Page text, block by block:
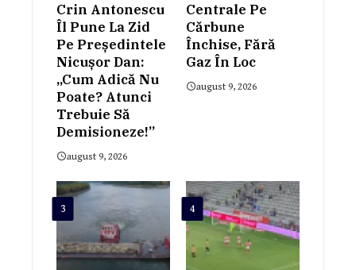
Crin Antonescu
Îl Pune La Zid
Pe Președintele
Nicușor Dan:
„Cum Adică Nu
Poate? Atunci
Trebuie Să
Demisioneze!”
august 9, 2026
Centrale Pe
Cărbune
Închise, Fără
Gaz În Loc
august 9, 2026
3 4